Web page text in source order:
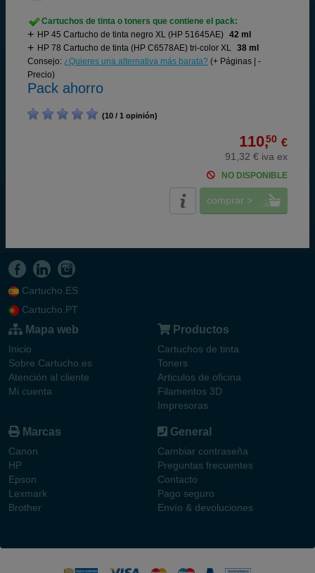
Cartuchos de tinta o toners que contiene el pack:
HP 45 Cartucho de tinta negro XL (HP 51645AE) 42 ml
HP 78 Cartucho de tinta (HP C6578AE) tri-color XL 38 ml
Consejo: ¿Quieres una alternativa más barata? (+ Páginas | -
Precio)
Pack ahorro
(10 / 1 opinión)
110,50 €
91,32 € iva ex
NO DISPONIBLE
comprar >
Cartucho.ES
Cartucho.PT
Mapa web
Inicio
Sobre Cartucho.es
Atención al cliente
Mi cuenta
Productos
Cartuchos de tinta
Toners
Articulos de oficina
Filamentos 3D
Impresoras
Marcas
Canon
HP
Epson
Lexmark
Brother
General
Cambiar contraseña
Preguntas frecuentes
Contacto
Pago seguro
Envío & devoluciones